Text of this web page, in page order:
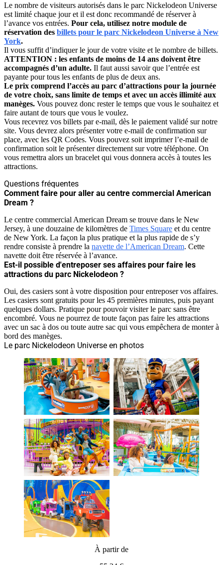
Le nombre de visiteurs autorisés dans le parc Nickelodeon Universe
est limité chaque jour et il est donc recommandé de réserver à
l’avance vos entrées. Pour cela, utilisez notre module de
réservation des billets pour le parc Nickelodeon Universe à New
York.
Il vous suffit d’indiquer le jour de votre visite et le nombre de billets.
ATTENTION : les enfants de moins de 14 ans doivent être
accompagnés d’un adulte. Il faut aussi savoir que l’entrée est
payante pour tous les enfants de plus de deux ans.
Le prix comprend l’accès au parc d’attractions pour la journée
de votre choix, sans limite de temps et avec un accès illimité aux
manèges. Vous pouvez donc rester le temps que vous le souhaitez et
faire autant de tours que vous le voulez.
Vous recevrez vos billets par e-mail, dès le paiement validé sur notre
site. Vous devrez alors présenter votre e-mail de confirmation sur
place, avec les QR Codes. Vous pouvez soit imprimer l’e-mail de
confirmation soit le présenter directement sur votre téléphone. On
vous remettra alors un bracelet qui vous donnera accès à toutes les
attractions.
Questions fréquentes
Comment faire pour aller au centre commercial American
Dream ?
Le centre commercial American Dream se trouve dans le New
Jersey, à une douzaine de kilomètres de Times Square et du centre
de New York. La façon la plus pratique et la plus rapide de s’y
rendre consiste à prendre la navette de l’American Dream. Cette
navette doit être réservée à l’avance.
Est-il possible d'entreposer ses affaires pour faire les
attractions du parc Nickelodeon ?
Oui, des casiers sont à votre disposition pour entreposer vos affaires.
Les casiers sont gratuits pour les 45 premières minutes, puis payant
quelques dollars. Pratique pour pouvoir visiter le parc sans être
encombré. Vous ne pourrez de toute façon pas faire les attractions
avec un sac à dos ou toute autre sac qui vous empêchera de monter à
bord des manèges.
Le parc Nickelodeon Universe en photos
À partir de